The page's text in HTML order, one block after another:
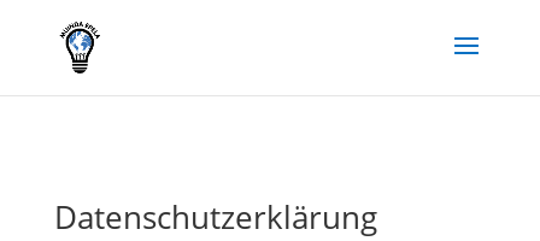
Datenschutzerklärung